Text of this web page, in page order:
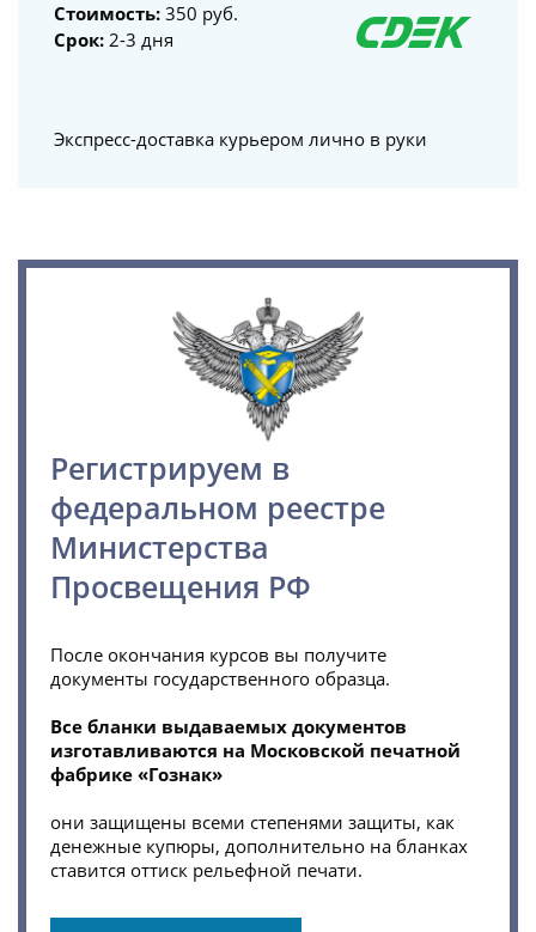
Желаем вам и вашим
В дальнейшем надеемся на наше
Стоимость: 350 руб.
Срок: 2-3 дня
Экспресс-доставка курьером лично в руки
Регистрируем в
федеральном реестре
Министерства
Просвещения РФ
После окончания курсов вы получите
документы государственного образца.
Все бланки выдаваемых документов
изготавливаются на Московской печатной
фабрике «Гознак»
они защищены всеми степенями защиты, как
денежные купюры, дополнительно на бланках
ставится оттиск рельефной печати.